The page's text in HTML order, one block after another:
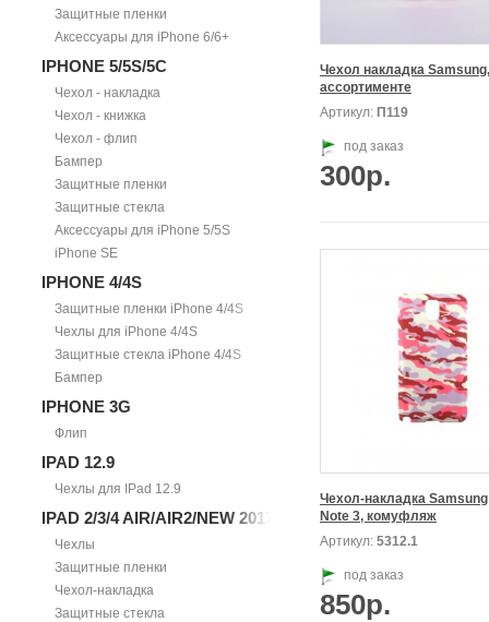
Защитные пленки
Аксессуары для iPhone 6/6+
IPHONE 5/5S/5С
Чехол - накладка
Чехол - книжка
Чехол - флип
Бампер
Защитные пленки
Защитные стекла
Аксессуары для iPhone 5/5S
iPhone SE
IPHONE 4/4S
Защитные пленки iPhone 4/4S
Чехлы для iPhone 4/4S
Защитные стекла iPhone 4/4S
Бампер
IPHONE 3G
Флип
IPAD 12.9
Чехлы для IPad 12.9
IPAD 2/3/4 AIR/AIR2/NEW 2017
Чехлы
Защитные пленки
Чехол-накладка
Защитные стекла
Чехол накладка
ассортименте
Артикул: П119
под заказ
300р.
Чехол-накладка
Note 3, комуфляж
Артикул: 5312.1
под заказ
850р.